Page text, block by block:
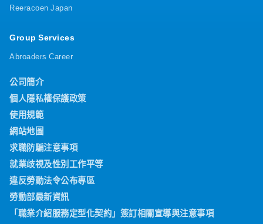
Reeracoen Japan
Group Services
Abroaders Career
公司簡介
個人隱私權保護政策
使用規範
網站地圖
求職防騙注意事項
就業歧視及性別工作平等
違反勞動法令公布專區
勞動部最新資訊
「職業介紹服務定型化契約」簽訂相關宣導與注意事項